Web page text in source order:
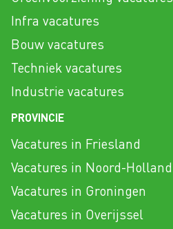
Infra vacatures
Bouw vacatures
Techniek vacatures
Industrie vacatures
PROVINCIE
Vacatures in Friesland
Vacatures in Noord-Holland
Vacatures in Groningen
Vacatures in Overijssel